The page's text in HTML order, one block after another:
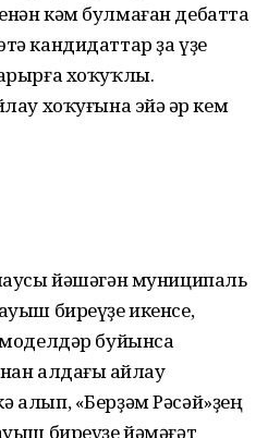
кәм булмаған дебатта
кандидаттар ҙа үҙе
хоҡуҡлы.
хоҡуғына эйә һәр кем
йәшәгән муниципаль
биреүҙе икенсе,
буйынса
алдағы һайлау
алып, «Берҙәм Рәсәй»ҙең
биреүҙе йәмәғәт